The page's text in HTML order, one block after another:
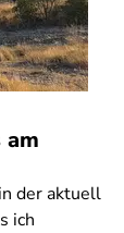
am
der aktuell
ich